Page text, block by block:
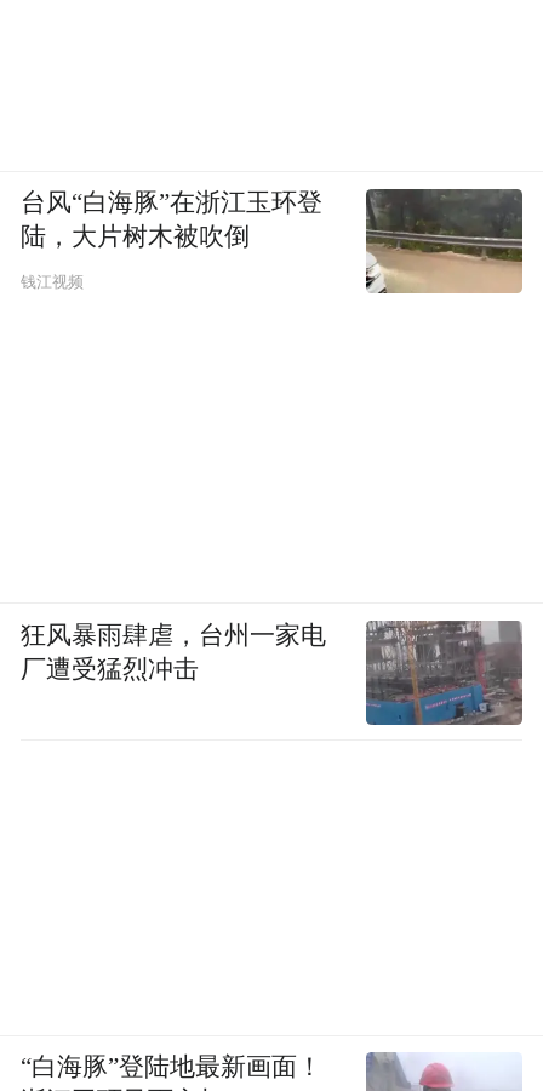
台风“白海豚”在浙江玉环登
陆，大片树木被吹倒
钱江视频
狂风暴雨肆虐，台州一家电
厂遭受猛烈冲击
“白海豚”登陆地最新画面！